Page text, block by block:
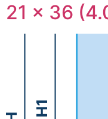
21 x 36